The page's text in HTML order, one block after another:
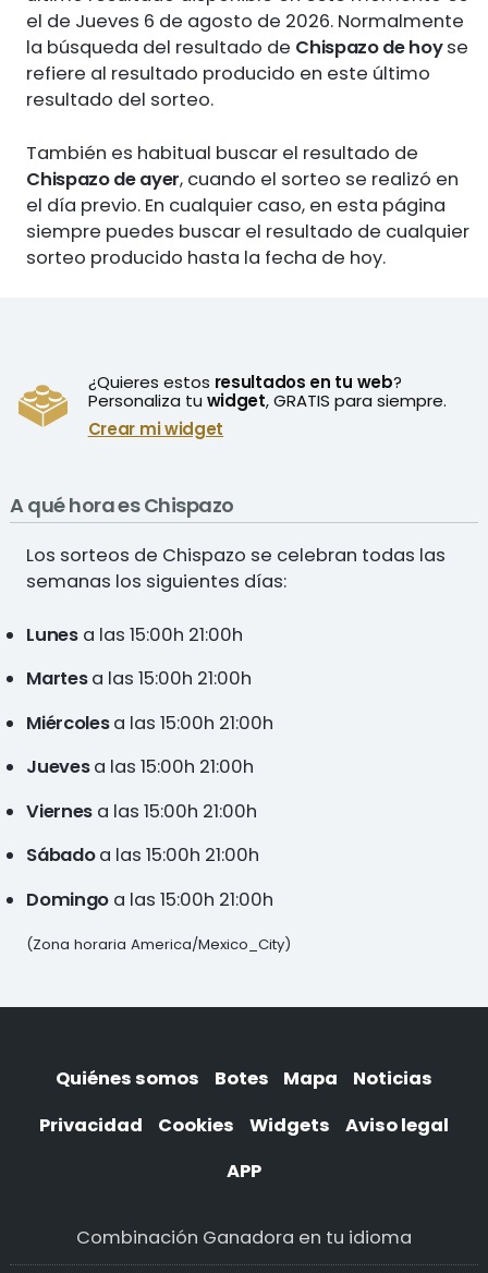
el de Jueves 6 de agosto de 2026. Normalmente
la búsqueda del resultado de Chispazo de hoyse
refiere al resultado producido en este último
resultado del sorteo.
También es habitual buscar el resultado de
Chispazo de ayer, cuando el sorteo se realizó en
el día previo. En cualquier caso, en esta página
siempre puedes buscar el resultado de cualquier
sorteo producido hasta la fecha de hoy.
¿Quieres estos resultados en tu web?
Personaliza tu widget, GRATIS para siempre.
Crear mi widget
A qué hora es Chispazo
Los sorteos de Chispazo se celebran todas las
semanas los siguientes días:
Lunesa las 15:00h 21:00h
Martesa las 15:00h 21:00h
Miércolesa las 15:00h 21:00h
Juevesa las 15:00h 21:00h
Viernes a las 15:00h 21:00h
Sábadoa las 15:00h 21:00h
Domingo a las 15:00h 21:00h
(Zona horaria America/Mexico_City)
Quiénes somos Botes Mapa
Noticias
Privacidad
Cookies Widgets
Aviso legal
APP
Combinación Ganadora en tu idioma